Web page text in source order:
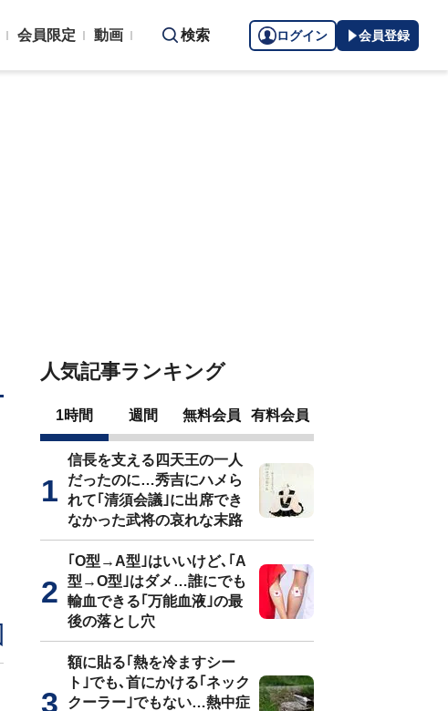
会員限定 動画 検索 ログイン 会員登録
人気記事ランキング
1時間 週間 無料会員 有料会員
信長を支える四天王の一人
だったのに…秀吉にハメら
れて｢清須会議｣に出席でき
なかった武将の哀れな末路
｢O型→A型｣はいいけど､｢A
型→O型｣はダメ…誰にでも
輸血できる｢万能血液｣の最
後の落とし穴
額に貼る｢熱を冷ますシー
ト｣でも､首にかける｢ネック
クーラー｣でもない…熱中症